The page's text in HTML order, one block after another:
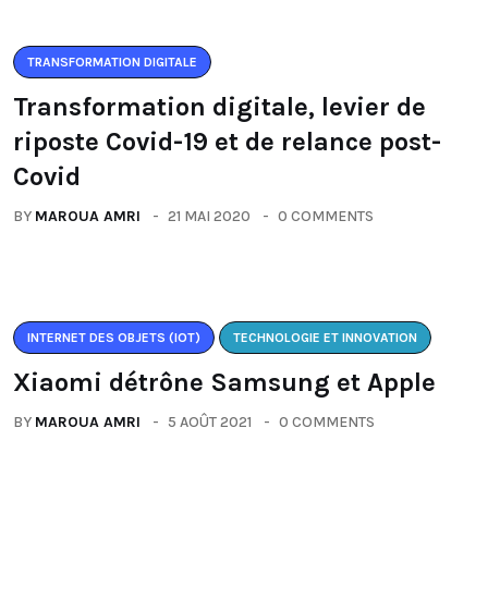
TRANSFORMATION DIGITALE
Transformation digitale, levier de
riposte Covid-19 et de relance post-
Covid
BY MAROUA AMRI 21 MAI 2020 0 COMMENTS
INTERNET DES OBJETS (IOT) TECHNOLOGIE ET INNOVATION
Xiaomi détrône Samsung et Apple
BY MAROUA AMRI 5 AOÛT 2021 0 COMMENTS